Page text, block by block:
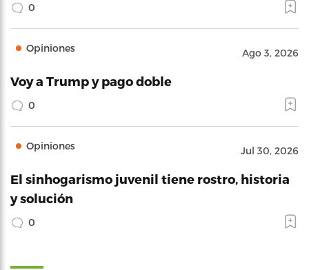
0
Opiniones Ago 3, 2026
Voy a Trump y pago doble
0
Opiniones Jul 30, 2026
El sinhogarismo juvenil tiene rostro, historia
y solución
0